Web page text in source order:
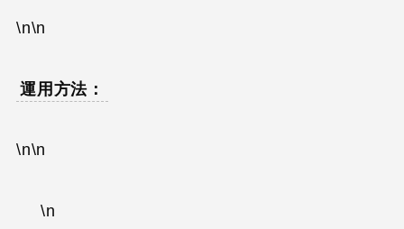
\n\n
運用方法：
\n\n
\n